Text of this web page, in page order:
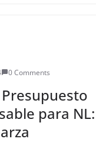
0 Comments
para NL: